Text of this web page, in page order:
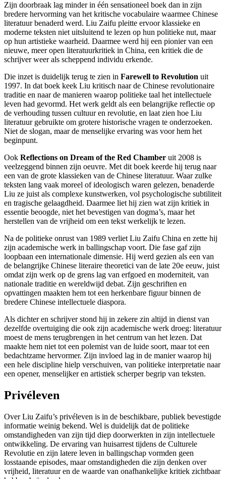
Zijn doorbraak lag minder in één sensationeel boek dan in zijn
bredere hervorming van het kritische vocabulaire waarmee Chinese
literatuur benaderd werd. Liu Zaifu pleitte ervoor klassieke en
moderne teksten niet uitsluitend te lezen op hun politieke nut, maar
op hun artistieke waarheid. Daarmee werd hij een pionier van een
nieuwe, meer open literatuurkritiek in China, een kritiek die de
schrijver weer als scheppend individu erkende.
Die inzet is duidelijk terug te zien in Farewell to Revolution uit
1997. In dat boek keek Liu kritisch naar de Chinese revolutionaire
traditie en naar de manieren waarop politieke taal het intellectuele
leven had gevormd. Het werk geldt als een belangrijke reflectie op
de verhouding tussen cultuur en revolutie, en laat zien hoe Liu
literatuur gebruikte om grotere historische vragen te onderzoeken.
Niet de slogan, maar de menselijke ervaring was voor hem het
beginpunt.
Ook Reflections on Dream of the Red Chamber uit 2008 is
veelzeggend binnen zijn oeuvre. Met dit boek keerde hij terug naar
een van de grote klassieken van de Chinese literatuur. Waar zulke
teksten lang vaak moreel of ideologisch waren gelezen, benaderde
Liu ze juist als complexe kunstwerken, vol psychologische subtiliteit
en tragische gelaagdheid. Daarmee liet hij zien wat zijn kritiek in
essentie beoogde, niet het bevestigen van dogma’s, maar het
herstellen van de vrijheid om een tekst werkelijk te lezen.
Na de politieke onrust van 1989 verliet Liu Zaifu China en zette hij
zijn academische werk in ballingschap voort. Die fase gaf zijn
loopbaan een internationale dimensie. Hij werd gezien als een van
de belangrijke Chinese literaire theoretici van de late 20e eeuw, juist
omdat zijn werk op de grens lag van erfgoed en moderniteit, van
nationale traditie en wereldwijd debat. Zijn geschriften en
opvattingen maakten hem tot een herkenbare figuur binnen de
bredere Chinese intellectuele diaspora.
Als dichter en schrijver stond hij in zekere zin altijd in dienst van
dezelfde overtuiging die ook zijn academische werk droeg: literatuur
moest de mens terugbrengen in het centrum van het lezen. Dat
maakte hem niet tot een polemist van de luide soort, maar tot een
bedachtzame hervormer. Zijn invloed lag in de manier waarop hij
een hele discipline hielp verschuiven, van politieke interpretatie naar
een opener, menselijker en artistiek scherper begrip van teksten.
Privéleven
Over Liu Zaifu’s privéleven is in de beschikbare, publiek bevestigde
informatie weinig bekend. Wel is duidelijk dat de politieke
omstandigheden van zijn tijd diep doorwerkten in zijn intellectuele
ontwikkeling. De ervaring van huisarrest tijdens de Culturele
Revolutie en zijn latere leven in ballingschap vormden geen
losstaande episodes, maar omstandigheden die zijn denken over
vrijheid, literatuur en de waarde van onafhankelijke kritiek zichtbaar